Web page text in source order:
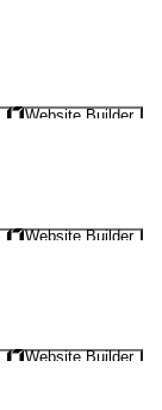
Website Builder
Website Builder
Website Builder